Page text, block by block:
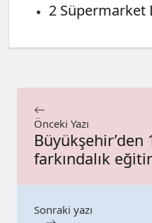
2 Süpermarket
Önceki Yazı
farkındalık
Sonraki yazı